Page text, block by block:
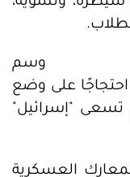
وسم
احتجاجًا على وضع
تسعى "إسرائيل"
العسكرية